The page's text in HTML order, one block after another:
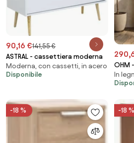
90,16 €141,55 €
ASTRAL - cassettiera moderna
Moderna, con cassetti, in acero
Disponibile
OHM
In
-18 % -18 %